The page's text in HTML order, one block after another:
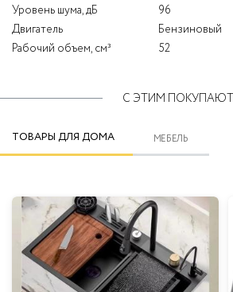
Уровень шума, дБ
96
Двигатель
Бензиновый
Рабочий объем, см³
52
С ЭТИМ ПОКУПАЮТ
ТОВАРЫ ДЛЯ ДОМА МЕБЕЛЬ